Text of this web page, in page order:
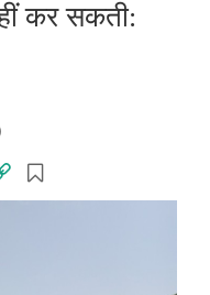
कर सकती: